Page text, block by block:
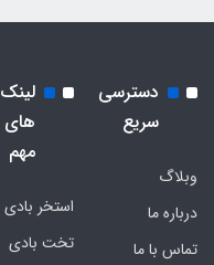
دسترسی
سریع
وبلاگ
درباره ما
تماس با ما
لینک
های
مهم
استخر بادی
تخت بادی